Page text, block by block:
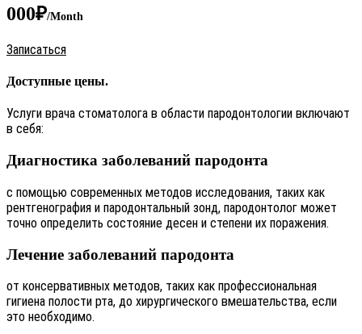
000₽/Month
Записаться
Доступные цены.
Услуги врача стоматолога в области пародонтологии включают
в себя:
Диагностика заболеваний пародонта
с помощью современных методов исследования, таких как
рентгенография и пародонтальный зонд, пародонтолог может
точно определить состояние десен и степени их поражения.
Лечение заболеваний пародонта
от консервативных методов, таких как профессиональная
гигиена полости рта, до хирургического вмешательства, если
это необходимо.